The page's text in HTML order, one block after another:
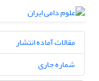
مقالات آماده انتشار
شماره جاری